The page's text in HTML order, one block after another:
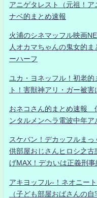
アニゲタレスト（元祖！
ナベ的まとめ速報
火浦のシネマッフル映画
人オカマちゃんの鬼女的
ーハーフ
ユカ・ヨネッフル！初老
ト！害獣神アリ・ガー被
おネコさん的まとめ速報
ンタルメンヘラ電波中年
スケバン！デカッフルま
供部屋おじさんヒロシ之
げMAX！デカいは正義刑事
アキヨッフル-！ネオニー
（子ども部屋おばさんの